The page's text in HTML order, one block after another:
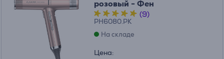
розовый - Фен
(9)
PH6080.PK
На складе
Цена: